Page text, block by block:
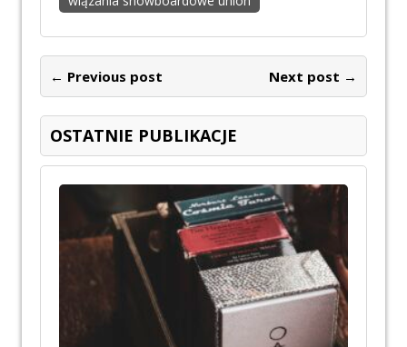
← Previous post Next post →
OSTATNIE PUBLIKACJE